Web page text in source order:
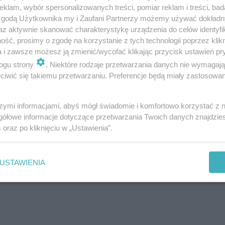
wygląd – elementy nigdy nie są jednorodnie
jako materiał naturalny ładnie się starzeje i
w wymiarach 4 x 6, 7 x 9, 8 x 11, 15 x 17 cm.
i w innych miejscach, gdzie przewiduje się mało
kostki grubości 6 cm, natomiast tam, gdzie będą
grubości 8 cm.
wybór spersonalizowanych treści, pomiar reklam i treści,
Użytkownika my i Zaufani Partnerzy możemy używać
aktywnie skanować charakterystykę urządzenia do celów
prosimy o zgodę na korzystanie z tych technologii poprzez
i zawsze możesz ją zmienić/wycofać klikając przycisk ustawień
strony
. Niektóre rodzaje przetwarzania danych nie
się takiemu przetwarzaniu. Preferencje będą miały
informacjami, abyś mógł świadomie i komfortowo korzystać z
informacje dotyczące przetwarzania Twoich danych
oraz po kliknięciu w „Ustawienia”.
USTAWIENIA